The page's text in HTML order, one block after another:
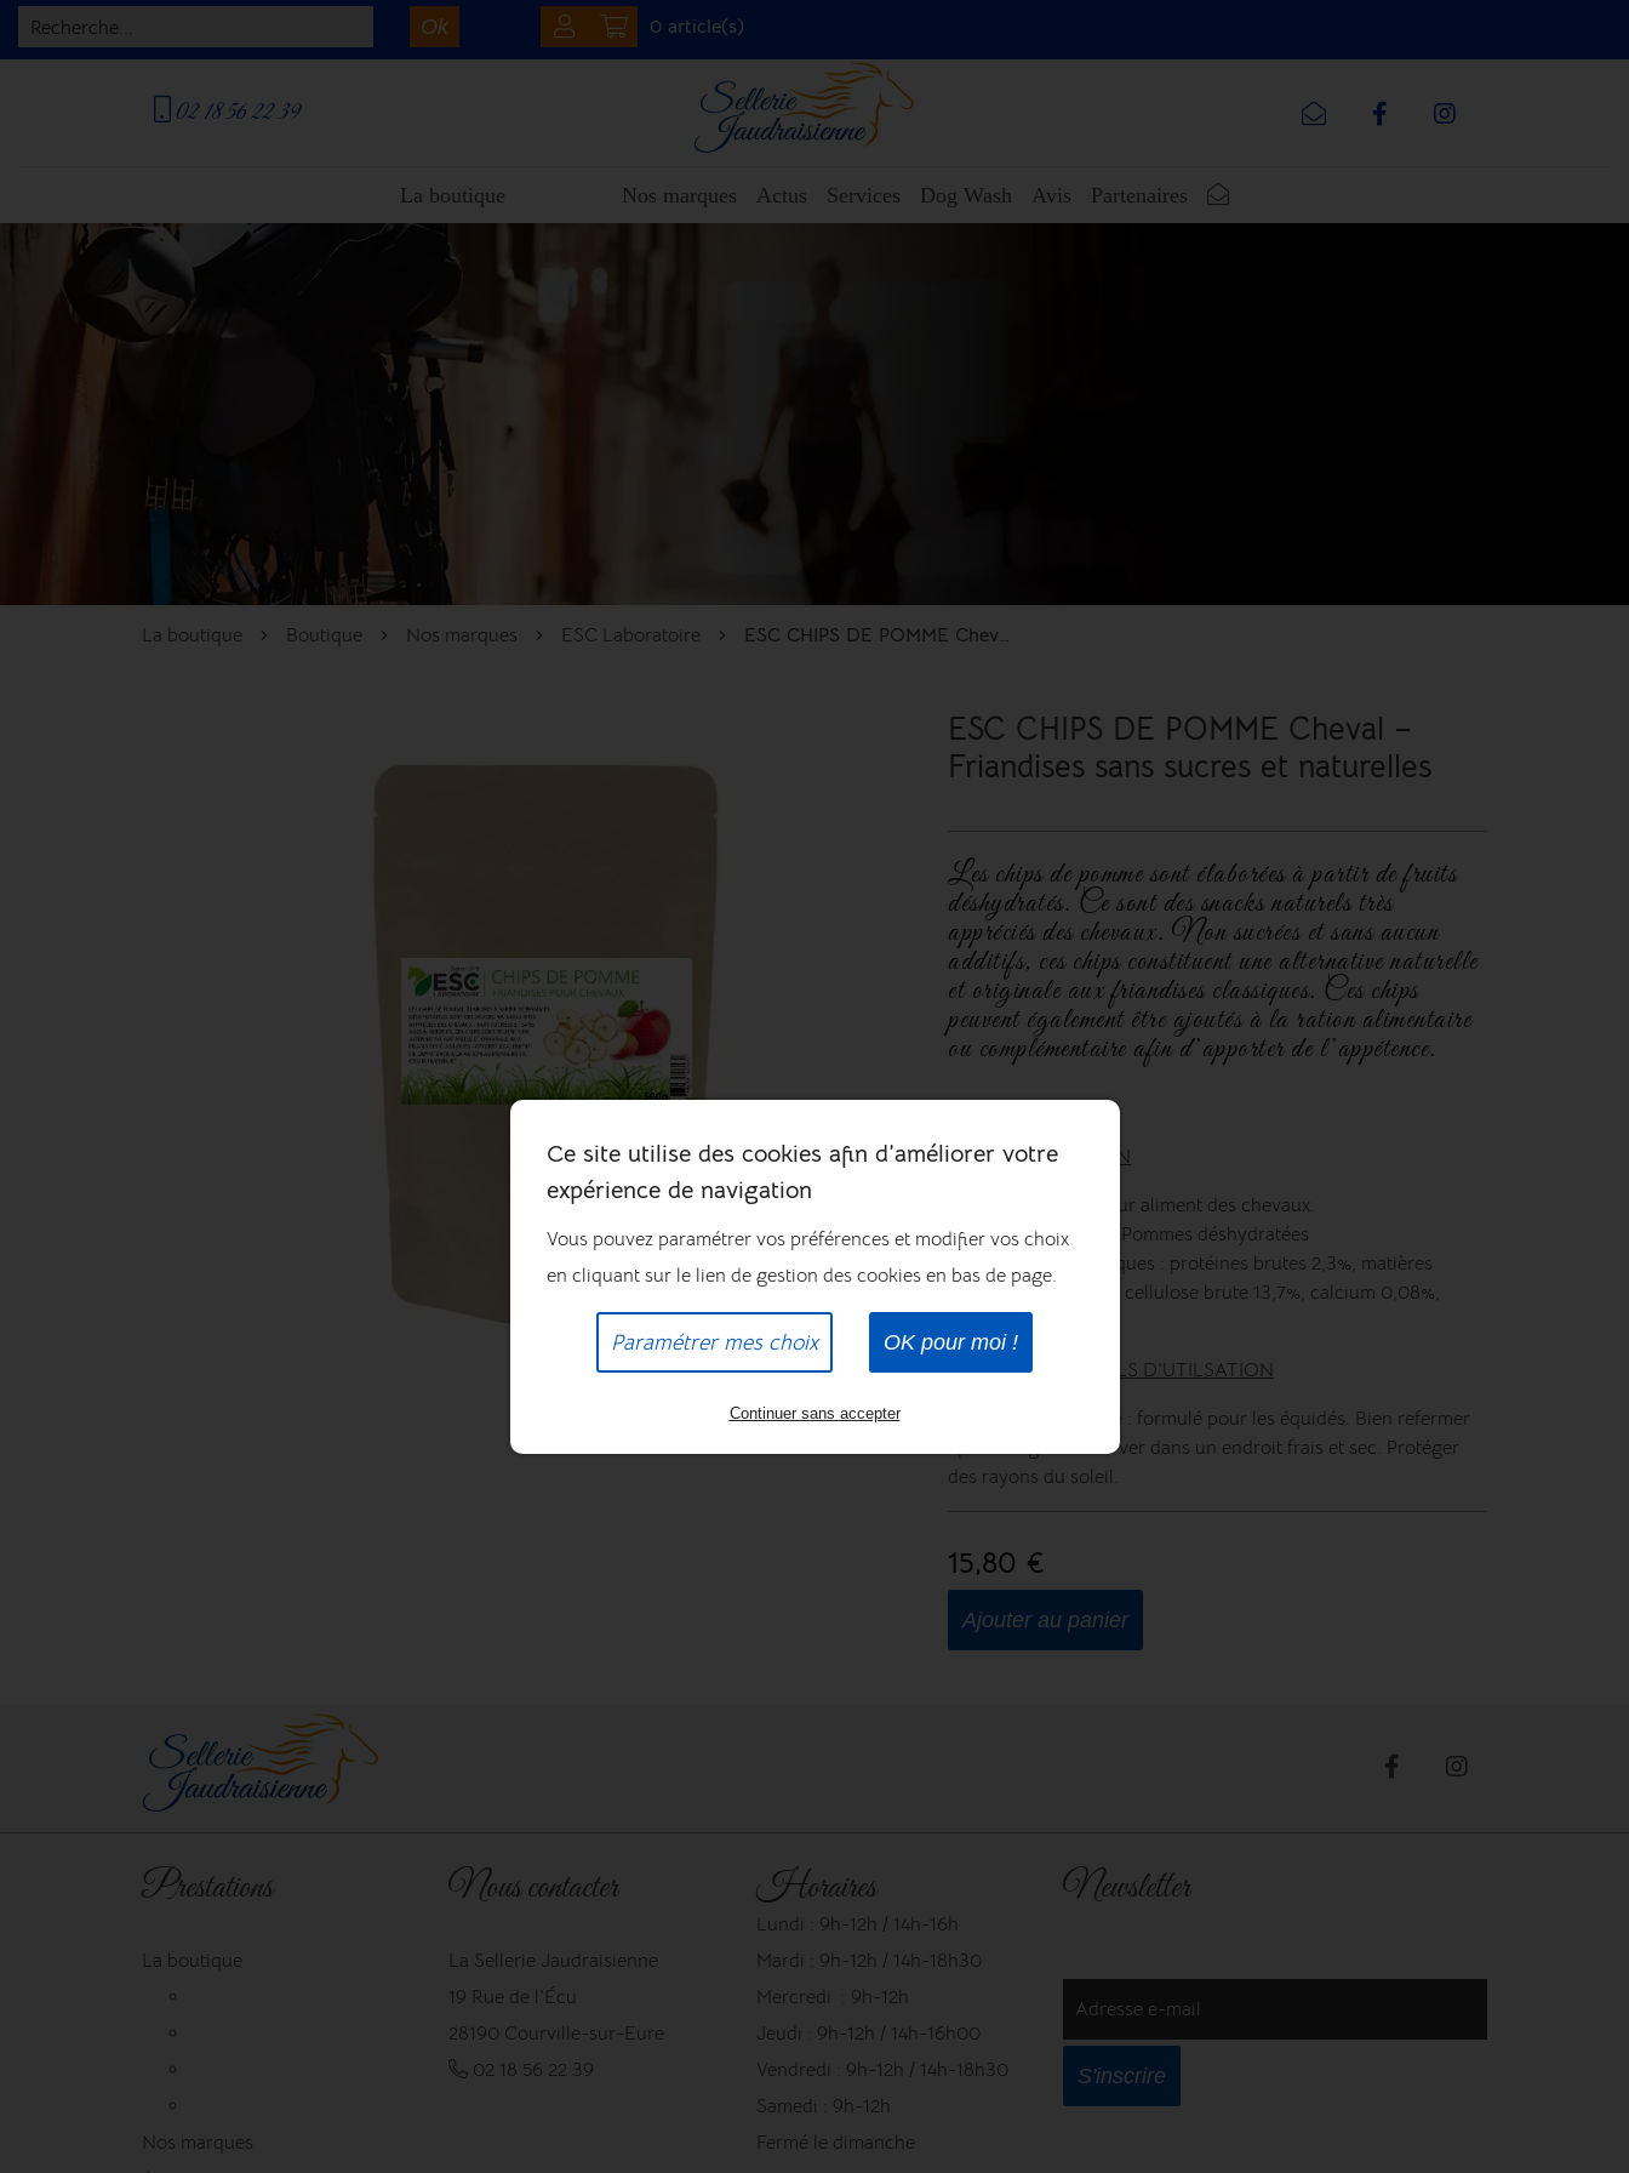
Recherche... Ok 0 article(s)
02 18 56 22 39
La boutique Nos marques Actus Services Dog Wash Avis Partenaires
La boutique Boutique Nos marques ESC Laboratoire ESC CHIPS DE POMME Cheval – Friandises sans sucres et naturelles
ESC CHIPS DE POMME Cheval –
Friandises sans sucres et naturelles
Les chips de pomme sont élaborées à partir de fruits
déshydratés. Ce sont des snacks naturels très
appréciés des chevaux. Non sucrées et sans aucun
additifs, ces chips constituent une alternative naturelle
et originale aux friandises classiques. Ces chips
peuvent également être ajoutés à la ration alimentaire
ou complémentaire afin d’apporter de l’appétence.
COMPOSITION
Matière première pour aliment des chevaux.
Composition : 100% Pommes déshydratées
Constituants analytiques : protéines brutes 2,3%, matières
grasses brutes 3,9%, cellulose brute 13,7%, calcium 0,08%,
phosphore 0,6%.
CONSEILS D'UTILSATION
Précautions d’usage : formulé pour les équidés. Bien refermer
après usage. Conserver dans un endroit frais et sec. Protéger
des rayons du soleil.
15,80 €
Ajouter au panier
Prestations
La boutique
Nos marques
Newsletter
Adresse e-mail
S'inscrire
Nous contacter
La Sellerie Jaudraisienne
19 Rue de l'Écu
28190 Courville-sur-Eure
02 18 56 22 39
Horaires
Lundi : 9h-12h / 14h-16h
Mardi : 9h-12h / 14h-18h30
Mercredi : 9h-12h
Jeudi : 9h-12h / 14h-16h00
Vendredi : 9h-12h / 14h-18h30
Samedi : 9h-12h
Fermé le dimanche
Ce site utilise des cookies afin d’améliorer votre
expérience de navigation
Vous pouvez paramétrer vos préférences et modifier vos choix
en cliquant sur le lien de gestion des cookies en bas de page.
Paramétrer mes choix OK pour moi !
Continuer sans accepter